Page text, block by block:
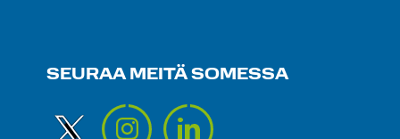
SEURAA MEITÄ SOMESSA